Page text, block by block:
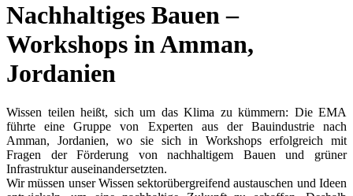
Nachhaltiges Bauen –
Workshops in Amman,
Jordanien
Wissen teilen heißt, sich um das Klima zu kümmern: Die EMA
führte eine Gruppe von Experten aus der Bauindustrie nach
Amman, Jordanien, wo sie sich in Workshops erfolgreich mit
Fragen der Förderung von nachhaltigem Bauen und grüner
Infrastruktur auseinandersetzten.
Wir müssen unser Wissen sektorübergreifend austauschen und Ideen